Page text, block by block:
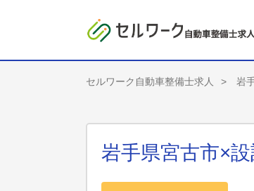
セルワーク自動車整備士求人 岩
岩手県宮古市×